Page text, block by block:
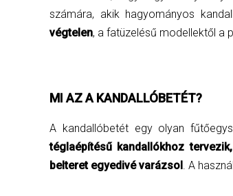
számára, akik hagyományos
végtelen, a fatüzelésű modellektől a
MI AZ A KANDALLÓBETÉT?
A kandallóbetét egy olyan
téglaépítésű kandallókhoz
belteret egyedivé varázsol. A